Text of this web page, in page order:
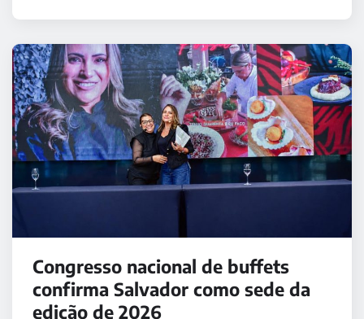
Congresso nacional de buffets
confirma Salvador como sede da
edição de 2026